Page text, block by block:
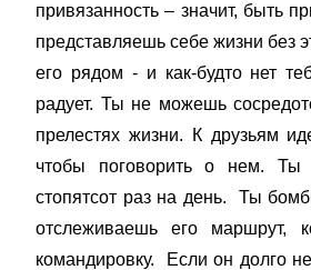
привязанность – значит, быть
представляешь себе жизни без
его рядом - и как-будто нет
радует. Ты не можешь
прелестях жизни. К друзьям
чтобы поговорить о нем.
стопятсот раз на день. Ты
отслеживаешь его маршрут,
командировку. Если он долго